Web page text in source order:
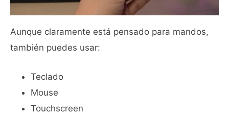
Aunque claramente está pensado para mandos,
también puedes usar:
Teclado
Mouse
Touchscreen